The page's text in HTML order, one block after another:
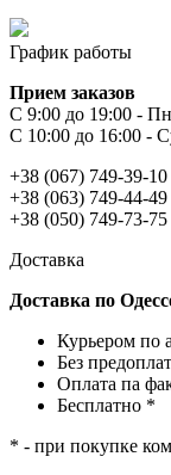
График работы
Прием заказов
С 9:00 до 19:00 -
С 10:00 до 16:00 -
+38 (067) 749-39-10
+38 (063) 749-44-49
+38 (050) 749-73-75
Доставка
Доставка по
Курьером по
Без
Оплата па
Бесплатно *
* - при покупке